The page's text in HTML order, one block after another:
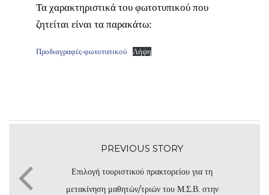
Τα χαρακτηριστικά του φωτοτυπικού που
ζητείται είναι τα παρακάτω:
Προδιαγραφές-φωτοτυπικού Λήψη
PREVIOUS STORY
Επιλογή τουριστικού πρακτορείου για τη
μετακίνηση μαθητών/τριών του Μ.Σ.Β. στην